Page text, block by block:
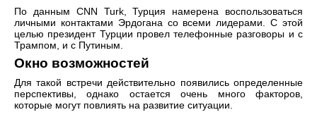
По данным CNN Turk, Турция намерена воспользоваться
личными контактами Эрдогана со всеми лидерами. С этой
целью президент Турции провел телефонные разговоры и с
Трампом, и с Путиным.
Окно возможностей
Для такой встречи действительно появились определенные
перспективы, однако остается очень много факторов,
которые могут повлиять на развитие ситуации.